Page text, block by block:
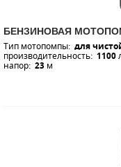
БЕНЗИНОВАЯ
Тип мотопомпы: для
производительность: 1100
напор: 23 м